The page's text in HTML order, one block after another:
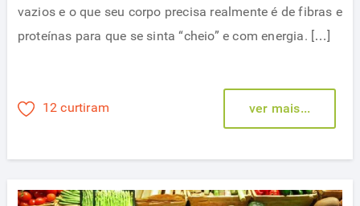
vazios e o que seu corpo precisa realmente é de fibras e
proteínas para que se sinta “cheio” e com energia. […]
12 curtiram ver mais...